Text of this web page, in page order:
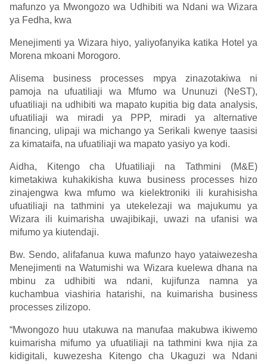
mafunzo ya Mwongozo wa Udhibiti wa Ndani wa Wizara
ya Fedha, kwa
Menejimenti ya Wizara hiyo, yaliyofanyika katika Hotel ya
Morena mkoani Morogoro.
Alisema business processes mpya zinazotakiwa ni
pamoja na ufuatiliaji wa Mfumo wa Ununuzi (NeST),
ufuatiliaji na udhibiti wa mapato kupitia big data analysis,
ufuatiliaji wa miradi ya PPP, miradi ya alternative
financing, ulipaji wa michango ya Serikali kwenye taasisi
za kimataifa, na ufuatiliaji wa mapato yasiyo ya kodi.
Aidha, Kitengo cha Ufuatiliaji na Tathmini (M&E)
kimetakiwa kuhakikisha kuwa business processes hizo
zinajengwa kwa mfumo wa kielektroniki ili kurahisisha
ufuatiliaji na tathmini ya utekelezaji wa majukumu ya
Wizara ili kuimarisha uwajibikaji, uwazi na ufanisi wa
mifumo ya kiutendaji.
Bw. Sendo, alifafanua kuwa mafunzo hayo yataiwezesha
Menejimenti na Watumishi wa Wizara kuelewa dhana na
mbinu za udhibiti wa ndani, kujifunza namna ya
kuchambua viashiria hatarishi, na kuimarisha business
processes zilizopo.
“Mwongozo huu utakuwa na manufaa makubwa ikiwemo
kuimarisha mifumo ya ufuatiliaji na tathmini kwa njia za
kidigitali, kuwezesha Kitengo cha Ukaguzi wa Ndani